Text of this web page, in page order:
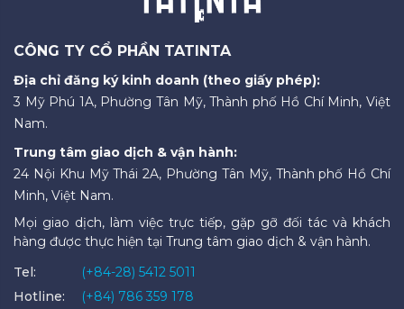
CÔNG TY CỔ PHẦN TATINTA
Địa chỉ đăng ký kinh doanh (theo giấy phép):
3 Mỹ Phú 1A, Phường Tân Mỹ, Thành phố Hồ Chí Minh, Việt
Nam.
Trung tâm giao dịch & vận hành:
24 Nội Khu Mỹ Thái 2A, Phường Tân Mỹ, Thành phố Hồ Chí
Minh, Việt Nam.
Mọi giao dịch, làm việc trực tiếp, gặp gỡ đối tác và khách
hàng được thực hiện tại Trung tâm giao dịch & vận hành.
Tel:
(+84-28) 5412 5011
Hotline:
(+84) 786 359 178